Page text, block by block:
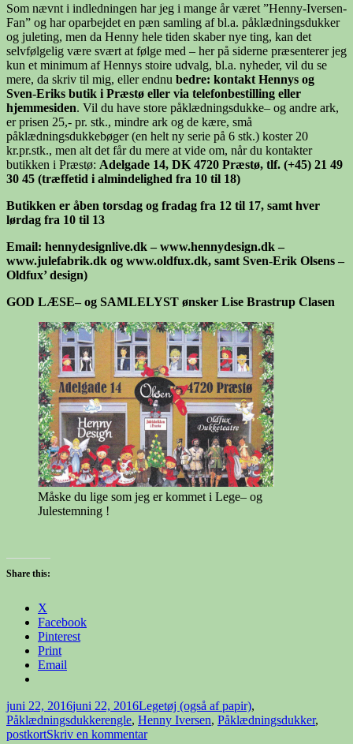
Som nævnt i indledningen har jeg i mange år været ”Henny-Iversen-
Fan” og har oparbejdet en pæn samling af bl.a. påklædningsdukker
og juleting, men da Henny hele tiden skaber nye ting, kan det
selvfølgelig være svært at følge med – her på siderne præsenterer jeg
kun et minimum af Hennys stoire udvalg, bl.a. nyheder, vil du se
mere, da skriv til mig, eller endnu bedre: kontakt Hennys og
Sven-Eriks butik i Præstø eller via telefonbestilling eller
hjemmesiden. Vil du have store påklædningsdukke– og andre ark,
er prisen 25,- pr. stk., mindre ark og de kære, små
påklædningsdukkebøger (en helt ny serie på 6 stk.) koster 20
kr.pr.stk., men alt det får du mere at vide om, når du kontakter
butikken i Præstø: Adelgade 14, DK 4720 Præstø, tlf. (+45) 21 49
30 45 (træffetid i almindelighed fra 10 til 18)
Butikken er åben torsdag og fradag fra 12 til 17, samt hver
lørdag fra 10 til 13
Email: hennydesignlive.dk – www.hennydesign.dk –
www.julefabrik.dk og www.oldfux.dk, samt Sven-Erik Olsens –
Oldfux’ design)
GOD LÆSE– og SAMLELYST ønsker Lise Brastrup Clasen
Måske du lige som jeg er kommet i Lege– og
Julestemning !
Share this:
X
Facebook
Pinterest
Print
Email
Udgivet
i
juni 22, 2016juni 22, 2016Kategorier
Legetøj (også af papir),
PåklædningsdukkerTags
engle, Henny Iversen, Påklædningsdukker,
postkortSkriv en kommentartil